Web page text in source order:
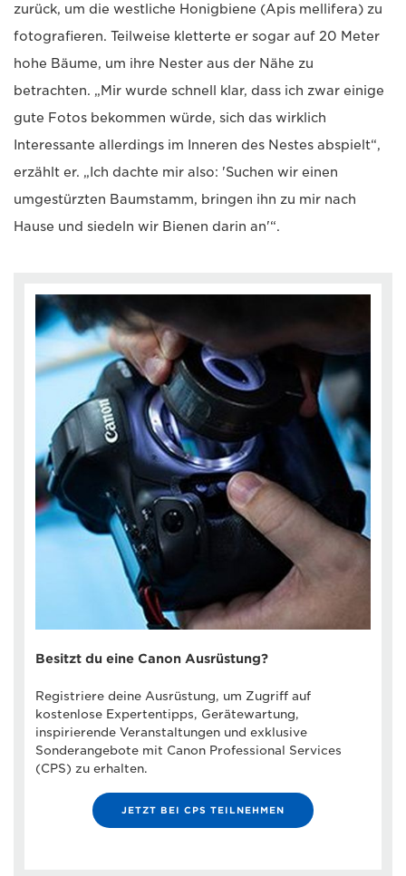
zurück, um die westliche Honigbiene (Apis mellifera) zu
fotografieren. Teilweise kletterte er sogar auf 20 Meter
hohe Bäume, um ihre Nester aus der Nähe zu
betrachten. „Mir wurde schnell klar, dass ich zwar einige
gute Fotos bekommen würde, sich das wirklich
Interessante allerdings im Inneren des Nestes abspielt“,
erzählt er. „Ich dachte mir also: 'Suchen wir einen
umgestürzten Baumstamm, bringen ihn zu mir nach
Hause und siedeln wir Bienen darin an'“.
Besitzt du eine Canon Ausrüstung?
Registriere deine Ausrüstung, um Zugriff auf
kostenlose Expertentipps, Gerätewartung,
inspirierende Veranstaltungen und exklusive
Sonderangebote mit Canon Professional Services
(CPS) zu erhalten.
JETZT BEI CPS TEILNEHMEN